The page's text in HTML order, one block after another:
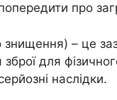
про
знищення) – це
для
наслідки.